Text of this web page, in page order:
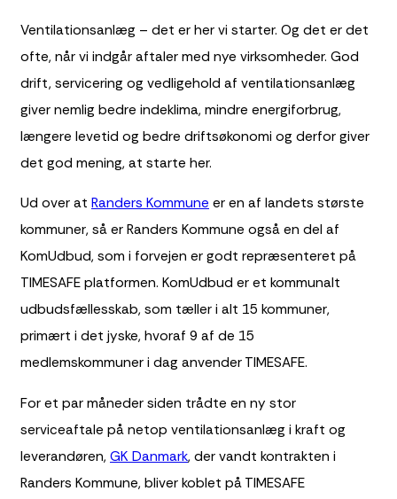
Ventilationsanlæg – det er her vi starter. Og det er det
ofte, når vi indgår aftaler med nye virksomheder. God
drift, servicering og vedligehold af ventilationsanlæg
giver nemlig bedre indeklima, mindre energiforbrug,
længere levetid og bedre driftsøkonomi og derfor giver
det god mening, at starte her.
Ud over at Randers Kommune er en af landets største
kommuner, så er Randers Kommune også en del af
KomUdbud, som i forvejen er godt repræsenteret på
TIMESAFE platformen. KomUdbud er et kommunalt
udbudsfællesskab, som tæller i alt 15 kommuner,
primært i det jyske, hvoraf 9 af de 15
medlemskommuner i dag anvender TIMESAFE.
For et par måneder siden trådte en ny stor
serviceaftale på netop ventilationsanlæg i kraft og
leverandøren, GK Danmark, der vandt kontrakten i
Randers Kommune, bliver koblet på TIMESAFE